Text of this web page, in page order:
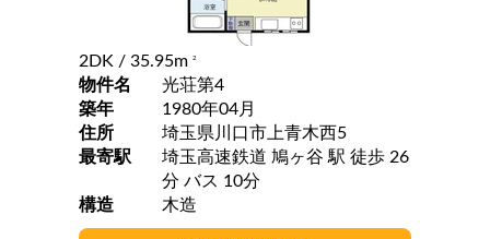
2DK / 35.95m 2
物件名
光荘第4
築年
1980年04月
住所
埼玉県川口市上青木西5
最寄駅
埼玉高速鉄道 鳩ヶ谷 駅 徒歩 26
分 バス 10分
構造
木造